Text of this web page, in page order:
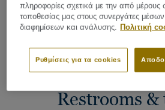
Προτεινόμενες
Restrooms
πληροφορίες σχετικά με την από μέρους
τοποθεσίας μας στους συνεργάτες
διαφημίσεων και ανάλυσης. Πολιτική
Ρυθμίσεις για τα cookies